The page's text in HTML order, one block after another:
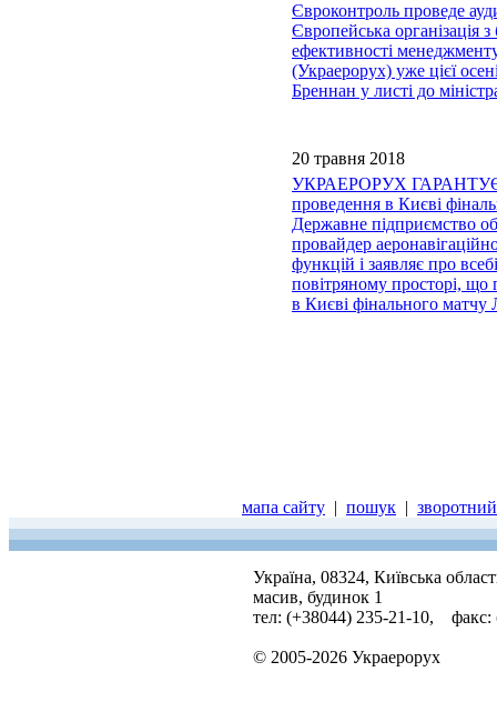
Євроконтроль проведе
Європейська організація
ефективності
(Украерорух) уже цієї
Бреннан у листі до
20 травня 2018
УКРАЕРОРУХ
проведення в Києві
Державне підприємство
провайдер
функцій і заявляє про
повітряному просторі, що
в Києві фінального
мапа сайту | пошук |
Україна, 08324, Київська
масив, будинок 1
тел: (+38044) 235-21-10, факс:
© 2005-2026 Украерорух